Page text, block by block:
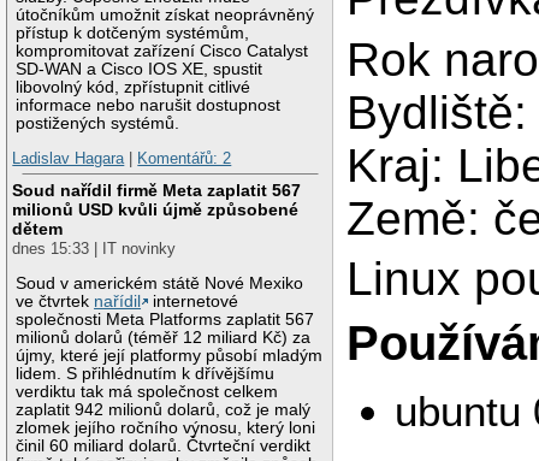
útočníkům umožnit získat neoprávněný
přístup k dotčeným systémům,
kompromitovat zařízení Cisco Catalyst
SD-WAN a Cisco IOS XE, spustit
libovolný kód, zpřístupnit citlivé
informace nebo narušit dostupnost
postižených systémů.
Ladislav Hagara| Komentářů: 2
Soud nařídil firmě Meta zaplatit 567
milionů USD kvůli újmě způsobené
dětem
dnes 15:33 | IT novinky
Soud v americkém státě Nové Mexiko
ve čtvrtek nařídil
internetové
společnosti Meta Platforms zaplatit 567
milionů dolarů (téměř 12 miliard Kč) za
újmy, které její platformy působí mladým
lidem. S přihlédnutím k dřívějšímu
verdiktu tak má společnost celkem
zaplatit 942 milionů dolarů, což je malý
zlomek jejího ročního výnosu, který loni
činil 60 miliard dolarů. Čtvrteční verdikt
Rok
Kraj:
Země:
Linux
ubuntu